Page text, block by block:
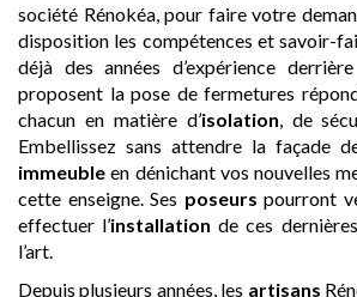
société Rénokéa, pour faire votre
disposition les compétences et savoir-
déjà des années d’expérience
proposent la pose de fermetures
chacun en matière d’isolation , de
Embellissez sans attendre la façade
immeuble en dénichant vos nouvelles
cette enseigne. Ses poseurs pourront
effectuer l’installation de ces
l’art.
Depuis plusieurs années, les artisans